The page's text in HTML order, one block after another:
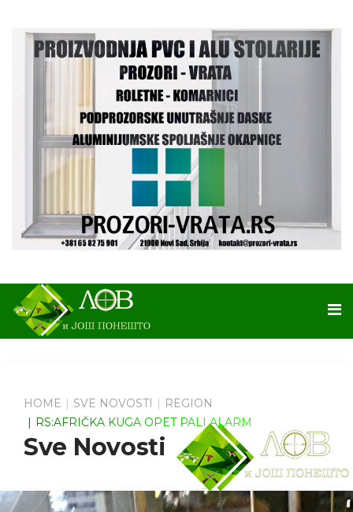
HOME SVE NOVOSTI
REGION
RS:AFRIČKA KUGA OPET PALI ALARM
Sve Novosti